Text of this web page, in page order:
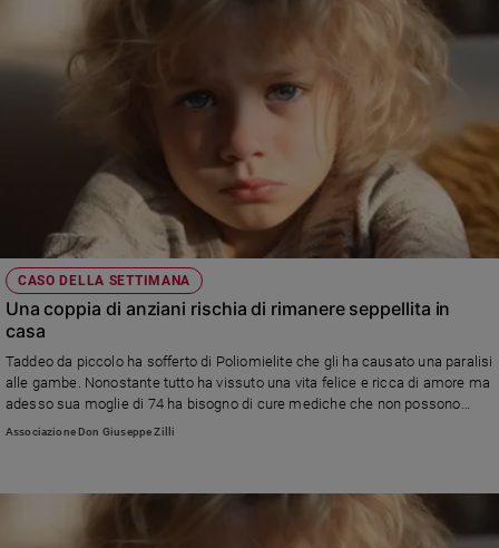
CASO DELLA SETTIMANA
Una coppia di anziani rischia di rimanere seppellita in
casa
Taddeo da piccolo ha sofferto di Poliomielite che gli ha causato una paralisi
alle gambe. Nonostante tutto ha vissuto una vita felice e ricca di amore ma
adesso sua moglie di 74 ha bisogno di cure mediche che non possono
permettersi. Taddeo a 75 anni però non perde la speranza e lancia un
Associazione Don Giuseppe Zilli